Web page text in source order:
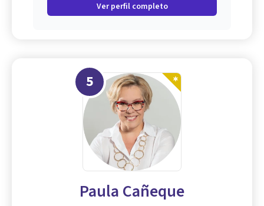
Ver perfil completo
5
Paula Cañeque